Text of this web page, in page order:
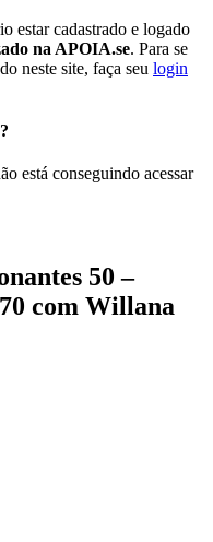
estar cadastrado e logado
na APOIA.se. Para se
neste site, faça seu login
está conseguindo acessar
50 –
com Willana